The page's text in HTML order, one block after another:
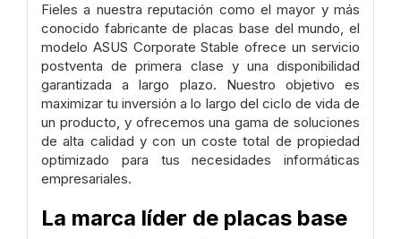
Fieles a nuestra reputación como el mayor y más
conocido fabricante de placas base del mundo, el
modelo ASUS Corporate Stable ofrece un servicio
postventa de primera clase y una disponibilidad
garantizada a largo plazo. Nuestro objetivo es
maximizar tu inversión a lo largo del ciclo de vida de
un producto, y ofrecemos una gama de soluciones
de alta calidad y con un coste total de propiedad
optimizado para tus necesidades informáticas
empresariales.
La marca líder de placas base